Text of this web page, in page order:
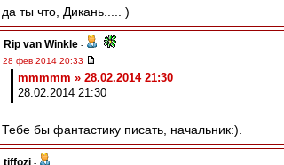
да ты что, Дикань..... )
Rip van Winkle -
28 фев 2014 20:33
mmmmm » 28.02.2014 21:30
28.02.2014 21:30
Тебе бы фантастику писать, начальник:).
tiffozi -